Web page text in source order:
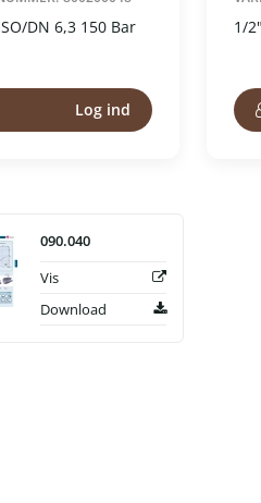
DN 6,3 150 Bar
Log ind
1/
090.040
Vis
Download